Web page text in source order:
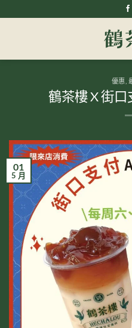
to
優惠
鶴茶樓 X 街口
01
5 月